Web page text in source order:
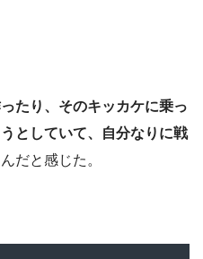
たり、そのキッカケに乗っ
としていて、自分なりに戦
んだと感じた。